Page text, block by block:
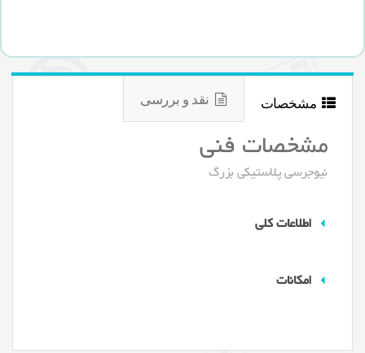
مشخصات نقد و بررسی
مشخصات فنی
نیوجرسی پلاستیکی بزرگ
اطلاعات کلی
امکانات